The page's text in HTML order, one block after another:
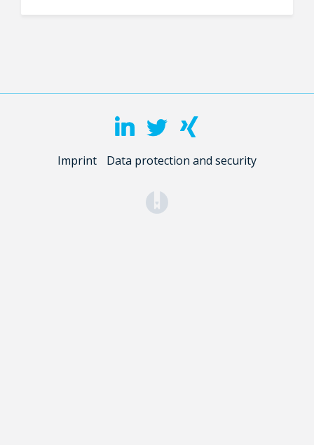
Imprint Data protection and security